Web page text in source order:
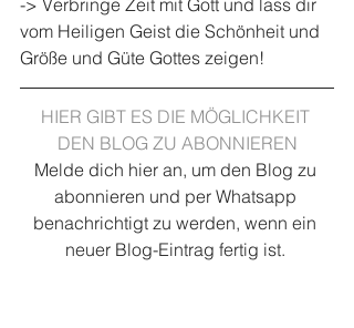
-> Verbringe Zeit mit Gott und lass dir
vom Heiligen Geist die Schönheit und
Größe und Güte Gottes zeigen!
HIER GIBT ES DIE MÖGLICHKEIT
DEN BLOG ZU ABONNIEREN
Melde dich hier an, um den Blog zu
abonnieren und per Whatsapp
benachrichtigt zu werden, wenn ein
neuer Blog-Eintrag fertig ist.